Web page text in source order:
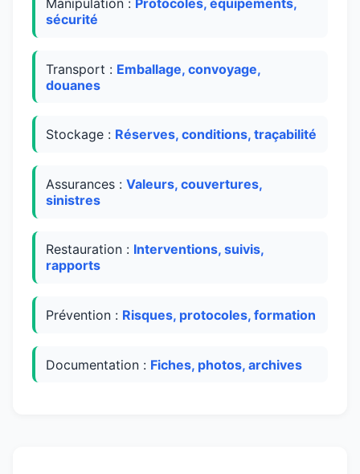
sécurité
Transport : Emballage, convoyage,
douanes
Stockage : Réserves, conditions, traçabilité
Assurances : Valeurs, couvertures,
sinistres
Restauration : Interventions, suivis,
rapports
Prévention : Risques, protocoles, formation
Documentation : Fiches, photos, archives